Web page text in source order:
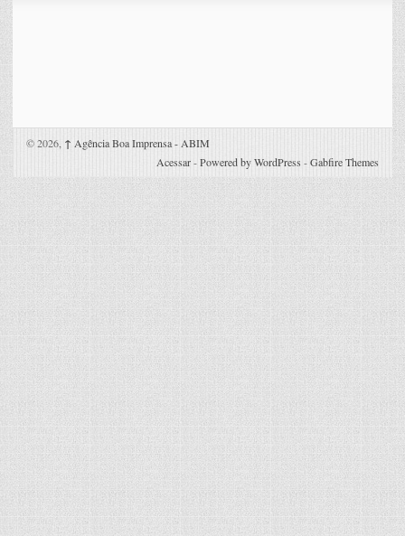
© 2026, ↑ Agência Boa Imprensa - ABIM
Acessar-Powered by WordPress -Gabfire Themes